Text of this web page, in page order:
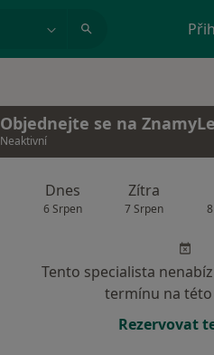
Objednejte se na
Neaktivní
Dnes
6 Srpen
Zítra
7 Srpen
Tento specialista
termínu na této
Rezervovat